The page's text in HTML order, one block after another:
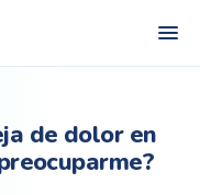
de dolor en